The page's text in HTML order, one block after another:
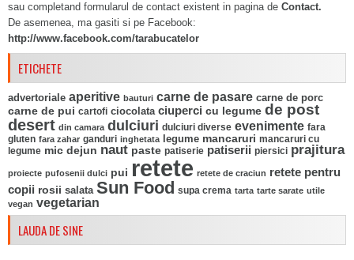
sau completand formularul de contact existent in pagina de Contact.
De asemenea, ma gasiti si pe Facebook:
http://www.facebook.com/tarabucatelor
ETICHETE
advertoriale aperitive bauturi carne de pasare carne de porc
carne de pui cartofi ciocolata ciuperci cu legume de post
desert din camara dulciuri dulciuri diverse evenimente fara
gluten fara zahar ganduri inghetata legume mancaruri mancaruri cu
legume mic dejun naut paste patiserie patiserii piersici prajitura
proiecte pufosenii dulci pui retete retete de craciun retete pentru
copii rosii salata Sun Food supa crema tarta tarte sarate utile
vegan vegetarian
LAUDA DE SINE